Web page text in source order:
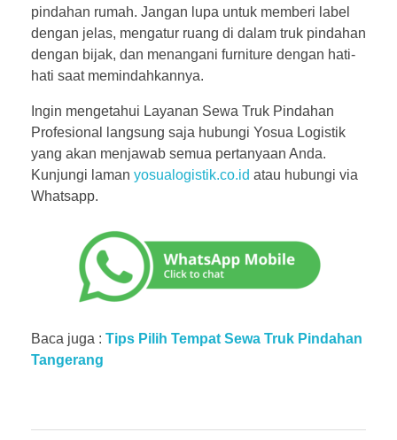
pindahan rumah. Jangan lupa untuk memberi label
dengan jelas, mengatur ruang di dalam truk pindahan
dengan bijak, dan menangani furniture dengan hati-
hati saat memindahkannya.
Ingin mengetahui Layanan Sewa Truk Pindahan
Profesional langsung saja hubungi Yosua Logistik
yang akan menjawab semua pertanyaan Anda.
Kunjungi laman yosualogistik.co.id atau hubungi via
Whatsapp.
Baca juga : Tips Pilih Tempat Sewa Truk Pindahan
Tangerang